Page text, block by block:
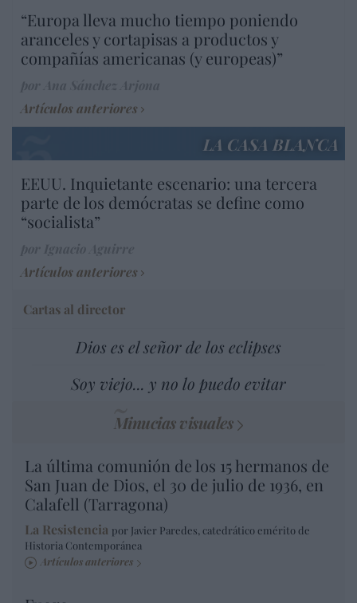
“Europa lleva mucho tiempo poniendo
aranceles y cortapisas a productos y
compañías americanas (y europeas)”
Artículos anteriores
LA CASA BLANCA
EEUU. Inquietante escenario: una tercera
parte de los demócratas se define como
“socialista”
Artículos anteriores
Cartas al director
Dios es el señor de los eclipses
Soy viejo... y no lo puedo evitar
Minucias visuales
La última comunión de los 15 hermanos de
San Juan de Dios, el 30 de julio de 1936, en
Calafell (Tarragona)
La Resistencia por Javier Paredes, catedrático emérito de
Historia Contemporánea
Artículos anteriores